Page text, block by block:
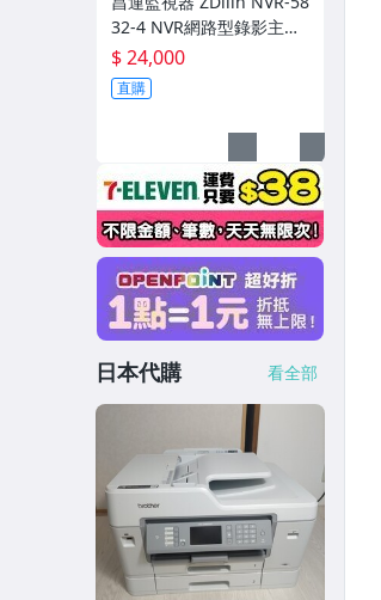
▎SOYAL門禁防盜-伺服器
▎SOYAL門禁防盜-感應扣/卡
▎SOYAL門禁防盜-門弓器
▎SOYAL門禁防盜-陽極鎖
▎SOYAL門禁防盜-陰極鎖
▎SOYAL-讀卡機(房控設備)
▎SOYAL 門禁控制器
▎SOYAL門禁防盜-樓層控制器
▎讀卡機_防水盒
▎SOYAL-飯店鎖
◣門禁防盜-開門按鈕
32-4 NVR網路型錄影主機
$ 24,000
直購
日本代購 看全部